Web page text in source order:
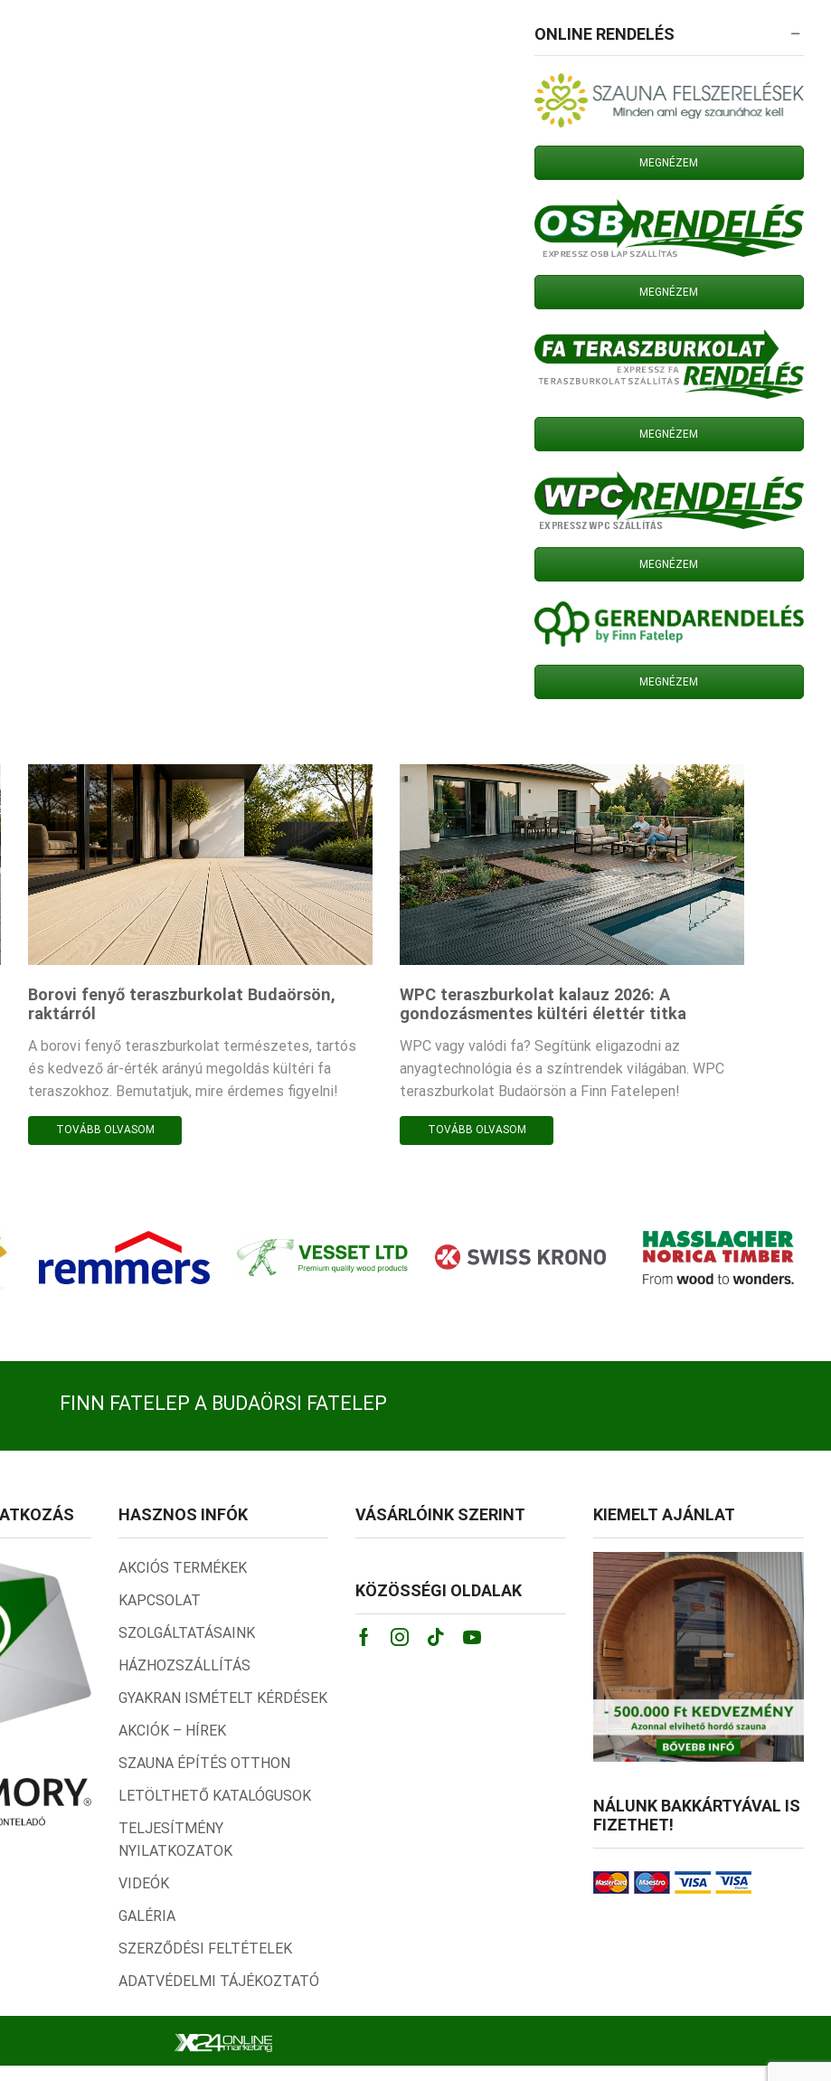
ONLINE RENDELÉS
MEGNÉZEM
MEGNÉZEM
MEGNÉZEM
MEGNÉZEM
MEGNÉZEM
Borovi fenyő teraszburkolat Budaörsön,
raktárról
A borovi fenyő teraszburkolat természetes, tartós
és kedvező ár-érték arányú megoldás kültéri fa
teraszokhoz. Bemutatjuk, mire érdemes figyelni!
TOVÁBB OLVASOM
WPC teraszburkolat kalauz 2026: A
gondozásmentes kültéri élettér titka
WPC vagy valódi fa? Segítünk eligazodni az
anyagtechnológia és a színtrendek világában. WPC
teraszburkolat Budaörsön a Finn Fatelepen!
TOVÁBB OLVASOM
FINN FATELEP A BUDAÖRSI FATELEP
HASZNOS INFÓK
AKCIÓS TERMÉKEK
KAPCSOLAT
SZOLGÁLTATÁSAINK
HÁZHOZSZÁLLÍTÁS
GYAKRAN ISMÉTELT KÉRDÉSEK
AKCIÓK – HÍREK
SZAUNA ÉPÍTÉS OTTHON
LETÖLTHETŐ KATALÓGUSOK
TELJESÍTMÉNY
NYILATKOZATOK
VIDEÓK
GALÉRIA
SZERZŐDÉSI FELTÉTELEK
ADATVÉDELMI TÁJÉKOZTATÓ
VÁSÁRLÓINK SZERINT
KÖZÖSSÉGI OLDALAK
Facebook
Instagram
Tik- Youtube
KIEMELT AJÁNLAT
NÁLUNK BAKKÁRTYÁVAL IS
FIZETHET!